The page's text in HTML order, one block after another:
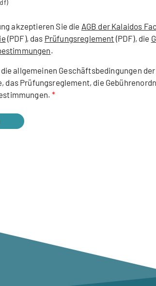
akzeptieren Sie die AGB der Kalaidos
(PDF), das Prüfungsreglement (PDF), die
.
allgemeinen Geschäftsbedingungen
das Prüfungsreglement, die